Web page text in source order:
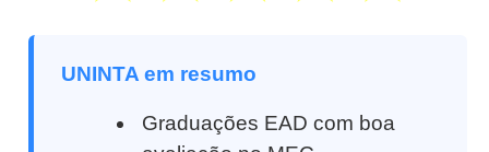
UNINTA em resumo
Graduações EAD com boa